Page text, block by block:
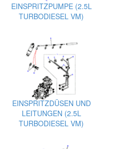
EINSPRITZPUMPE (2.5L
TURBODIESEL VM)
EINSPRITZDÜSEN UND
LEITUNGEN (2.5L
TURBODIESEL VM)